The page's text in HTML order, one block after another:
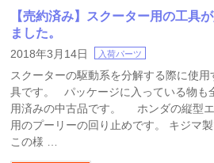
【売約済み】スクーター用の工具
ました。
2018年3月14日 入荷パーツ
スクーターの駆動系を分解する際に使用
具です。 パッケージに入っている物も
用済みの中古品です。 ホンダの縦型
用のプーリーの回り止めです。 キジマ製
この様 …